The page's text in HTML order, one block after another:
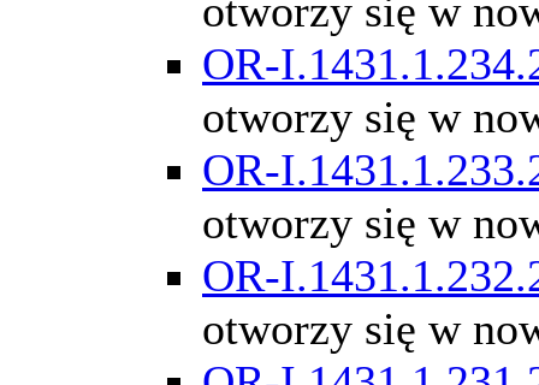
otworzy się w
OR-
otworzy się w
OR-
otworzy się w
OR-
otworzy się w